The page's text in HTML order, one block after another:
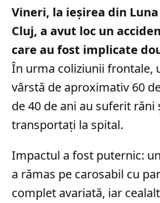
Vineri, la ieșirea din
Cluj, a avut loc un
care au fost implicate
În urma coliziunii frontale,
vârstă de aproximativ 60
de 40 de ani au suferit răni
transportați la spital.
Impactul a fost puternic:
a rămas pe carosabil cu
complet avariată, iar